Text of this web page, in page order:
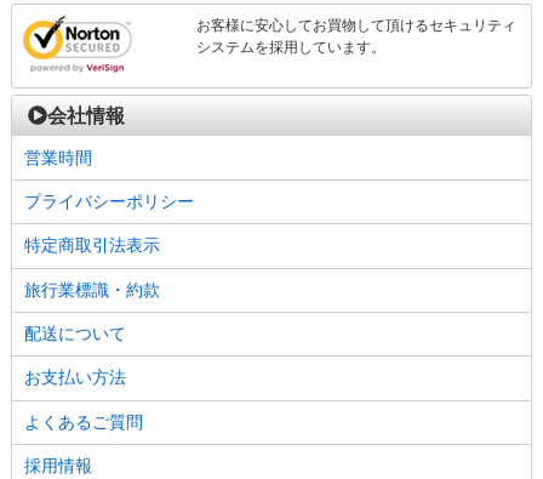
お客様に安心してお買物して頂けるセキュリティ
システムを採用しています。
会社情報
営業時間
プライバシーポリシー
特定商取引法表示
旅行業標識・約款
配送について
お支払い方法
よくあるご質問
採用情報